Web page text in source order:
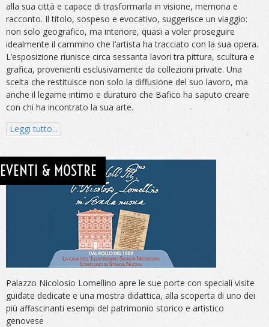
alla sua città e capace di trasformarla in visione, memoria e
racconto. Il titolo, sospeso e evocativo, suggerisce un viaggio:
non solo geografico, ma interiore, quasi a voler proseguire
idealmente il cammino che l’artista ha tracciato con la sua opera.
L’esposizione riunisce circa sessanta lavori tra pittura, scultura e
grafica, provenienti esclusivamente da collezioni private. Una
scelta che restituisce non solo la diffusione del suo lavoro, ma
anche il legame intimo e duraturo che Bafico ha saputo creare
con chi ha incontrato la sua arte.
Leggi tutto...
EVENTI & MOSTRE
Palazzo Nicolosio Lomellino apre le sue porte con speciali visite
guidate dedicate e una mostra didattica, alla scoperta di uno dei
più affascinanti esempi del patrimonio storico e artistico
genovese